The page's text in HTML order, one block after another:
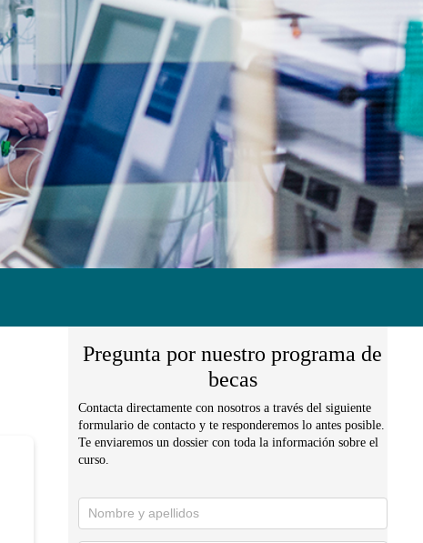
Pregunta por nuestro programa de
becas
Contacta directamente con nosotros a través del siguiente
formulario de contacto y te responderemos lo antes posible.
Te enviaremos un dossier con toda la información sobre el
curso.
Solicita